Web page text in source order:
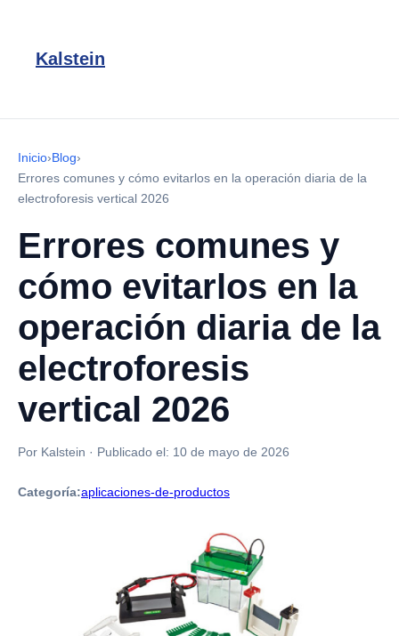
Kalstein
Inicio›Blog›
Errores comunes y cómo evitarlos en la operación diaria de la
electroforesis vertical 2026
Errores comunes y
cómo evitarlos en la
operación diaria de la
electroforesis
vertical 2026
Por Kalstein · Publicado el: 10 de mayo de 2026
Categoría:aplicaciones-de-productos